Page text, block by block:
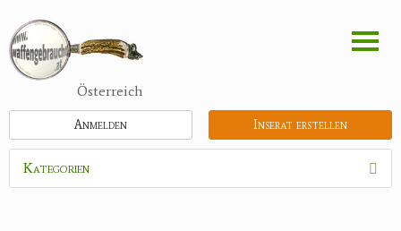
zum
Inhalt
Österreich
Inserat erstellen
Anmelden
Kategorien